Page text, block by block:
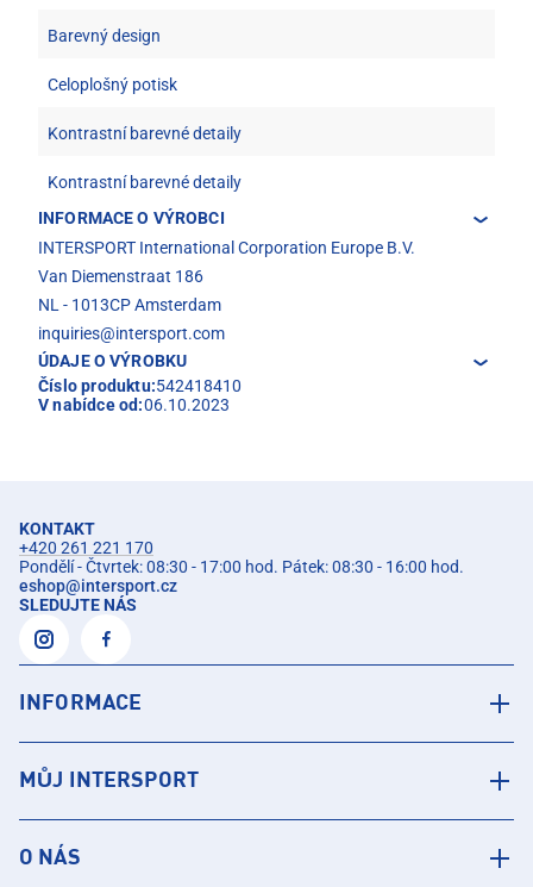
Barevný design
Celoplošný potisk
Kontrastní barevné detaily
Kontrastní barevné detaily
INFORMACE O VÝROBCI
INTERSPORT International Corporation Europe B.V.
Van Diemenstraat 186
NL - 1013CP Amsterdam
inquiries@intersport.com
ÚDAJE O VÝROBKU
Číslo produktu:542418410
V nabídce od:06.10.2023
KONTAKT
+420 261 221 170
Pondělí - Čtvrtek: 08:30 - 17:00 hod. Pátek: 08:30 - 16:00 hod.
eshop@intersport.cz
SLEDUJTE NÁS
INFORMACE
MŮJ INTERSPORT
O NÁS